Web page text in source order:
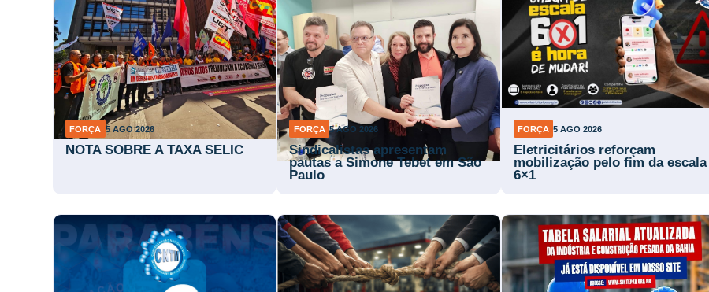
FORÇA 5 AGO 2026
NOTA SOBRE A TAXA SELIC
FORÇA 5 AGO 2026
Sindicalistas apresentam
pautas a Simone Tebet em São
Paulo
FORÇA 5 AGO 2026
Eletricitários reforçam
mobilização pelo fim da escala
6×1